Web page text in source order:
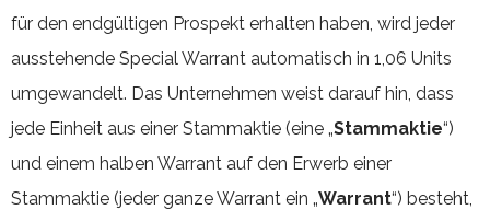
für den endgültigen Prospekt erhalten haben, wird jeder
ausstehende Special Warrant automatisch in 1,06 Units
umgewandelt. Das Unternehmen weist darauf hin, dass
jede Einheit aus einer Stammaktie (eine „Stammaktie“)
und einem halben Warrant auf den Erwerb einer
Stammaktie (jeder ganze Warrant ein „Warrant“) besteht,